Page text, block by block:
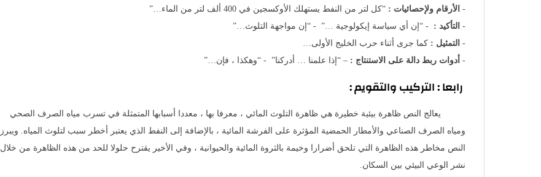
- الأرقام ولإحصائيات : “كل لتر من النفط يستهلك الأوكسجين في 400 ألف لتر من الماء…”
- التأكيد : - “إن أي سياسة إيكولوجية …” - “إن مواجهة التلوث…”
- التمثيل : كما جرى أثناء حرب الخليج الأولى…
- أدوات ربط دالة على الاستنتاج : – “إذا علمنا … أدركنا” - “وهكذا ، فإن…”
رابعا : التركيب والتقويم :
يعالج النص ظاهرة بيئية خطيرة هي ظاهرة التلوث المائي ، معرفا بها ، معددا أسبابها المتمثلة في تسرب مياه الصرف الصحي
ومياه الصرف الصناعي والأمطار الحمضية المؤثرة على الفرشة المائية ، بالإضافة إلى النفط الذي يعتبر أخطر سبب لتلوث المياه. ويبرز
النص مخاطر هذه الظاهرة التي تلحق أضرارا وخيمة بالثروة المائية والحيوانية ، وفي الأخير يقترح حلولا للحد من هذه الظاهرة من خلال
نشر الوعي البيئي بين السكان.